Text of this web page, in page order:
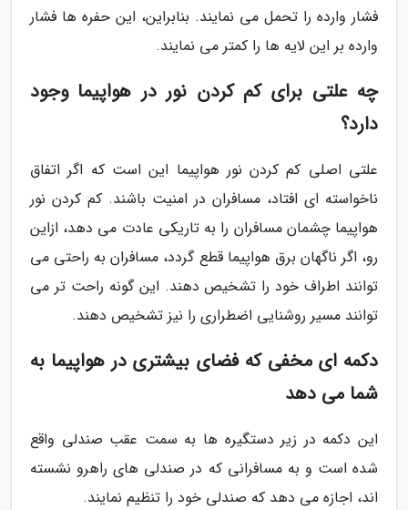
فشار وارده را تحمل می نمایند. بنابراین، این حفره ها فشار
وارده بر این لایه ها را کمتر می نمایند.
چه علتی برای کم کردن نور در هواپیما وجود
دارد؟
علتی اصلی کم کردن نور هواپیما این است که اگر اتفاق
ناخواسته ای افتاد، مسافران در امنیت باشند. کم کردن نور
هواپیما چشمان مسافران را به تاریکی عادت می دهد، ازاین
رو، اگر ناگهان برق هواپیما قطع گردد، مسافران به راحتی می
توانند اطراف خود را تشخیص دهند. این گونه راحت تر می
توانند مسیر روشنایی اضطراری را نیز تشخیص دهند.
دکمه ای مخفی که فضای بیشتری در هواپیما به
شما می دهد
این دکمه در زیر دستگیره ها به سمت عقب صندلی واقع
شده است و به مسافرانی که در صندلی های راهرو نشسته
اند، اجازه می دهد که صندلی خود را تنظیم نمایند.